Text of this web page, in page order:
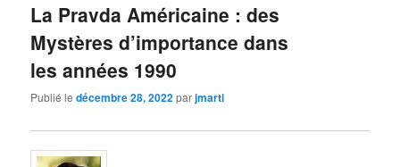
La Pravda Américaine : des
Mystères d’importance dans
les années 1990
Publié ledécembre 28, 2022parjmarti